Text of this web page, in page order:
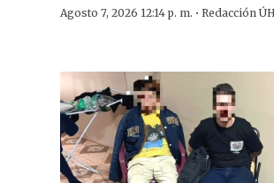
Agosto 7, 2026 12:14 p. m. · Redacción ÚH